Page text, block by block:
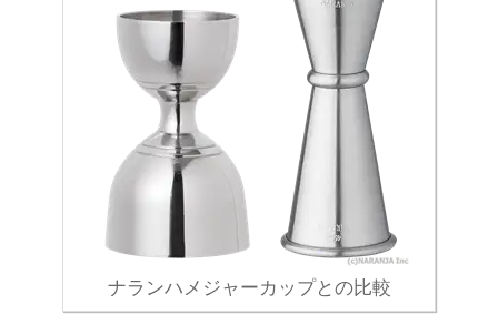
ナランハメジャーカップとの比較